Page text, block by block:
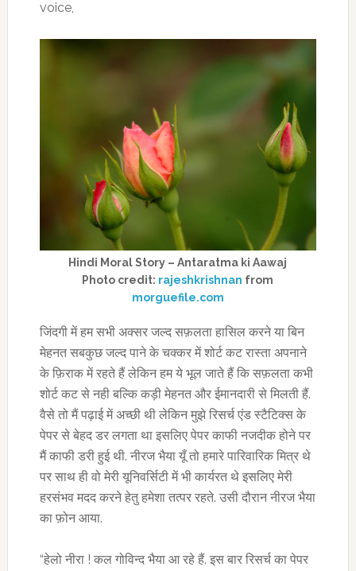
voice,
Hindi Moral Story – Antaratma ki Aawaj
Photo credit: rajeshkrishnan from
morguefile.com
जिंदगी में हम सभी अक्सर जल्द सफ़लता हासिल करने या बिन
मेहनत सबकुछ जल्द पाने के चक्कर में शोर्ट कट रास्ता अपनाने
के फ़िराक में रहते हैं लेकिन हम ये भूल जाते हैं कि सफ़लता कभी
शोर्ट कट से नही बल्कि कड़ी मेहनत और ईमानदारी से मिलती हैं.
वैसे तो मैं पढ़ाई में अच्छी थी लेकिन मुझे रिसर्च एंड स्टैटिक्स के
पेपर से बेहद डर लगता था इसलिए पेपर काफी नजदीक होने पर
मैं काफी डरी हुई थी. नीरज भैया यूँ तो हमारे पारिवारिक मित्र थे
पर साथ ही वो मेरी यूनिवर्सिटी में भी कार्यरत थे इसलिए मेरी
हरसंभव मदद करने हेतु हमेशा तत्पर रहते. उसी दौरान नीरज भैया
का फ़ोन आया.
“हेलो नीरा ! कल गोविन्द भैया आ रहे हैं. इस बार रिसर्च का पेपर